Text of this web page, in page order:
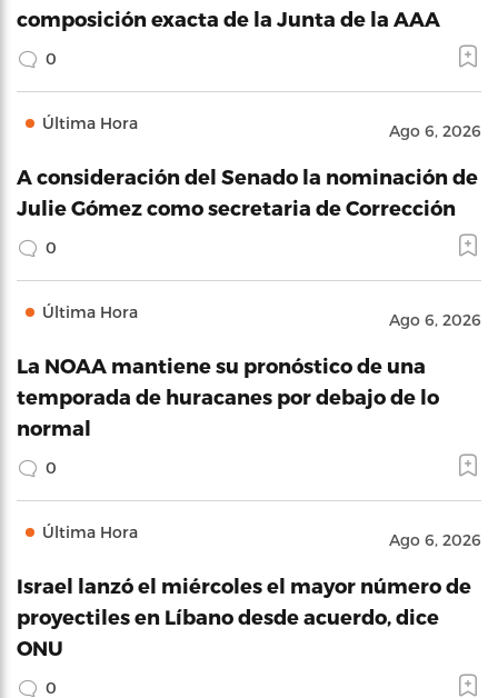
composición exacta de la Junta de la AAA
0
Última Hora Ago 6, 2026
A consideración del Senado la nominación de
Julie Gómez como secretaria de Corrección
0
Última Hora Ago 6, 2026
La NOAA mantiene su pronóstico de una
temporada de huracanes por debajo de lo
normal
0
Última Hora Ago 6, 2026
Israel lanzó el miércoles el mayor número de
proyectiles en Líbano desde acuerdo, dice
ONU
0